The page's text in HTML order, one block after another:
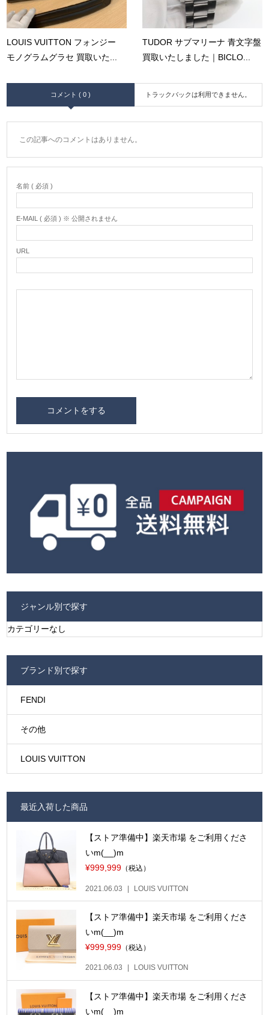
LOUIS VUITTON フォンジー
モノグラムグラセ 買取いた...
TUDOR サブマリーナ 青文字盤
買取いたしました｜BICLO...
コメント ( 0 ) トラックバックは利用できません。
この記事へのコメントはありません。
名前 ( 必須 )
E-MAIL ( 必須 ) ※ 公開されません
URL
ジャンル別で探す
カテゴリーなし
ブランド別で探す
FENDI
その他
LOUIS VUITTON
最近入荷した商品
【ストア準備中】楽天市場 をご利用くださ
いm(__)m
¥999,999 （税込）
2021.06.03 LOUIS VUITTON
【ストア準備中】楽天市場 をご利用くださ
いm(__)m
¥999,999 （税込）
2021.06.03 LOUIS VUITTON
【ストア準備中】楽天市場 をご利用くださ
いm(__)m